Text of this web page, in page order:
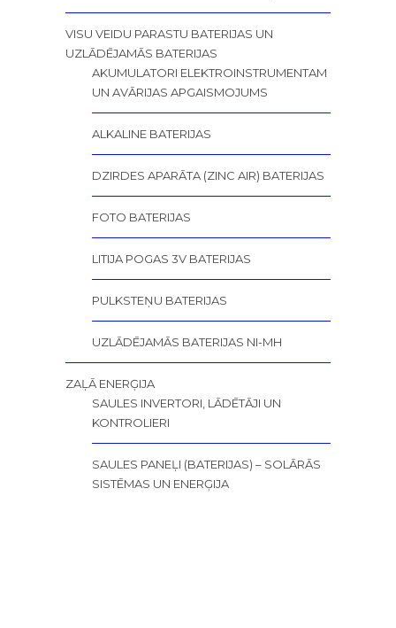
VISU VEIDU PARASTU BATERIJAS UN
UZLĀDĒJAMĀS BATERIJAS
AKUMULATORI ELEKTROINSTRUMENTAM
UN AVĀRIJAS APGAISMOJUMS
ALKALINE BATERIJAS
DZIRDES APARĀTA (ZINC AIR) BATERIJAS
FOTO BATERIJAS
LITIJA POGAS 3V BATERIJAS
PULKSTEŅU BATERIJAS
UZLĀDĒJAMĀS BATERIJAS NI-MH
ZAĻĀ ENERĢIJA
SAULES INVERTORI, LĀDĒTĀJI UN
KONTROLIERI
SAULES PANEĻI (BATERIJAS) – SOLĀRĀS
SISTĒMAS UN ENERĢIJA